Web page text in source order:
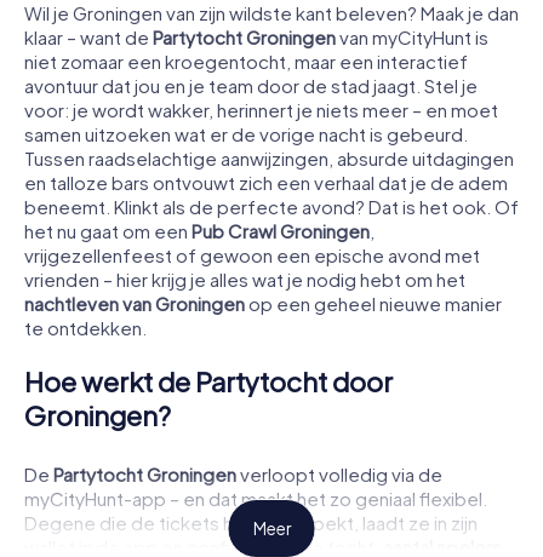
Wil je Groningen van zijn wildste kant beleven? Maak je dan
klaar – want de Partytocht Groningenvan myCityHunt is
niet zomaar een kroegentocht, maar een interactief
avontuur dat jou en je team door de stad jaagt. Stel je
voor: je wordt wakker, herinnert je niets meer – en moet
samen uitzoeken wat er de vorige nacht is gebeurd.
Tussen raadselachtige aanwijzingen, absurde uitdagingen
en talloze bars ontvouwt zich een verhaal dat je de adem
beneemt. Klinkt als de perfecte avond? Dat is het ook. Of
het nu gaat om een Pub Crawl Groningen
vrijgezellenfeest of gewoon een epische avond met
vrienden – hier krijg je alles wat je nodig hebt om het
nachtleven van Groningenop een geheel nieuwe manier
te ontdekken.
Hoe werkt de Partytocht door
Groningen?
De Partytocht Groningenverloopt volledig via de
myCityHunt-app – en dat maakt het zo geniaal flexibel.
Degene die de tickets heeft geboekt, laadt ze in zijn
wallet in de app en configureert de tocht:
Meer